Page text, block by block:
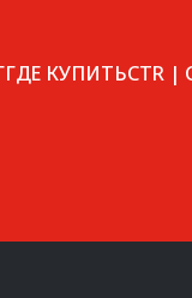
ГДЕ КУПИТЬCTR |